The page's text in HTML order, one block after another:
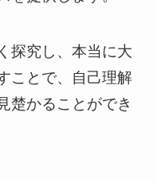
探究し、本当に大
ことで、自己理解
楚かることができ